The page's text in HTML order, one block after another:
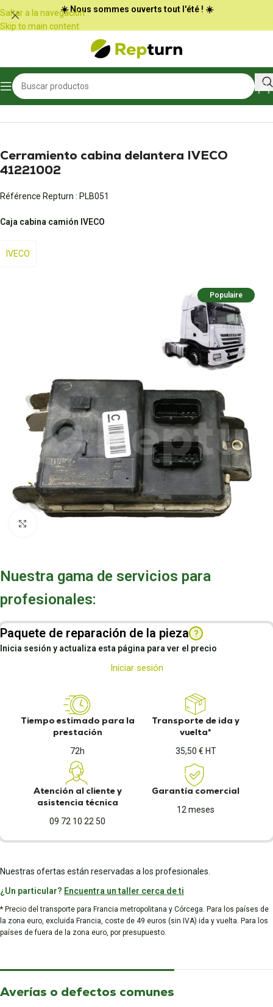
Panel de gestión de cookies
Saltar a la navegación
Skip to main content
☀️ Nous sommes ouverts tout l'été ! ☀️
Inicio/Camiones y autobuses
Cerramiento cabina delantera IVECO
41221002
Référence Repturn : PLB051
Caja cabina camión IVECO
IVECO
Populaire
Nuestra gama de servicios para
profesionales:
Paquete de reparación de la pieza ?
Inicia sesión y actualiza esta página para ver el precio
Iniciar sesión
Tiempo estimado para la
prestación
72h
Transporte de ida y
vuelta*
35,50 € HT
Atención al cliente y
asistencia técnica
09 72 10 22 50
Garantía comercial
12 meses
Nuestras ofertas están reservadas a los profesionales.
¿Un particular? Encuentra un taller cerca de ti
* Precio del transporte para Francia metropolitana y Córcega. Para los países de
la zona euro, excluida Francia, coste de 49 euros (sin IVA) ida y vuelta. Para los
países de fuera de la zona euro, por presupuesto.
Averías o defectos comunes